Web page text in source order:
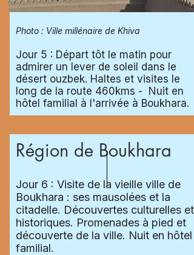
Photo : Ville millénaire de Khiva
Jour 5 : Départ tôt le matin pour
admirer un lever de soleil dans le
désert ouzbek. Haltes et visites le
long de la route 460kms - Nuit en
hôtel familial à l'arrivée à Boukhara.
Région de Boukhara
Jour 6 : Visite de la vieille ville de
Boukhara : ses mausolées et la
citadelle. Découvertes culturelles et
historiques. Promenades à pied et
découverte de la ville. Nuit en hôtel
familial.